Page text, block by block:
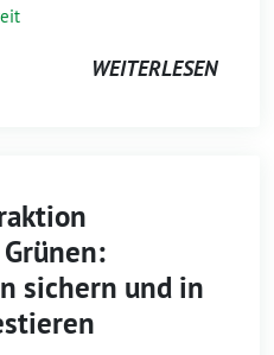
WEITERLESEN
sichern und in